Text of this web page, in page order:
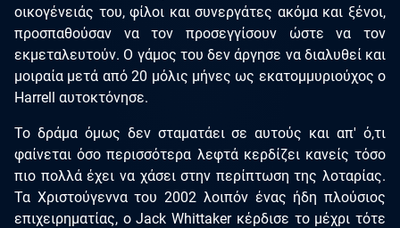
οικογένειάς του, φίλοι και συνεργάτες ακόμα και ξένοι,
προσπαθούσαν να τον προσεγγίσουν ώστε να τον
εκμεταλευτούν. Ο γάμος του δεν άργησε να διαλυθεί και
μοιραία μετά από 20 μόλις μήνες ως εκατομμυριούχος ο
Harrell αυτοκτόνησε.
Το δράμα όμως δεν σταματάει σε αυτούς και απ' ό,τι
φαίνεται όσο περισσότερα λεφτά κερδίζει κανείς τόσο
πιο πολλά έχει να χάσει στην περίπτωση της λοταρίας.
Τα Χριστούγεννα του 2002 λοιπόν ένας ήδη πλούσιος
επιχειρηματίας, ο Jack Whittaker κέρδισε το μέχρι τότε